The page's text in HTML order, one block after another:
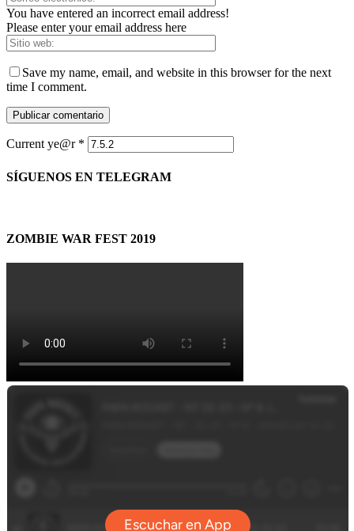
You have entered an incorrect email address!
Please enter your email address here
Save my name, email, and website in this browser for the next
time I comment.
Current ye@r *
SÍGUENOS EN TELEGRAM
ZOMBIE WAR FEST 2019